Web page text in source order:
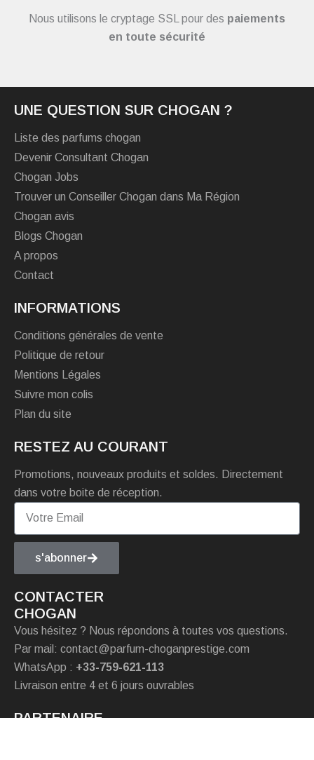
Nous utilisons le cryptage SSL pour des paiements
en toute sécurité
UNE QUESTION SUR CHOGAN ?
Liste des parfums chogan
Devenir Consultant Chogan
Chogan Jobs
Trouver un Conseiller Chogan dans Ma Région
Chogan avis
Blogs Chogan
A propos
Contact
INFORMATIONS
Conditions générales de vente
Politique de retour
Mentions Légales
Suivre mon colis
Plan du site
RESTEZ AU COURANT
Promotions, nouveaux produits et soldes. Directement
dans votre boite de réception.
s'abonner
CONTACTER
CHOGAN
Vous hésitez ? Nous répondons à toutes vos questions.
Par mail: contact@parfum-choganprestige.com
WhatsApp : +33-759-621-113
Livraison entre 4 et 6 jours ouvrables
PARTENAIRE